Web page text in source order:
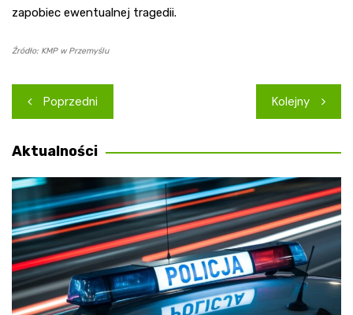
zapobiec ewentualnej tragedii.
Źródło: KMP w Przemyślu
Nawigacja
wpisu
Poprzedni Kolejny
Aktualności